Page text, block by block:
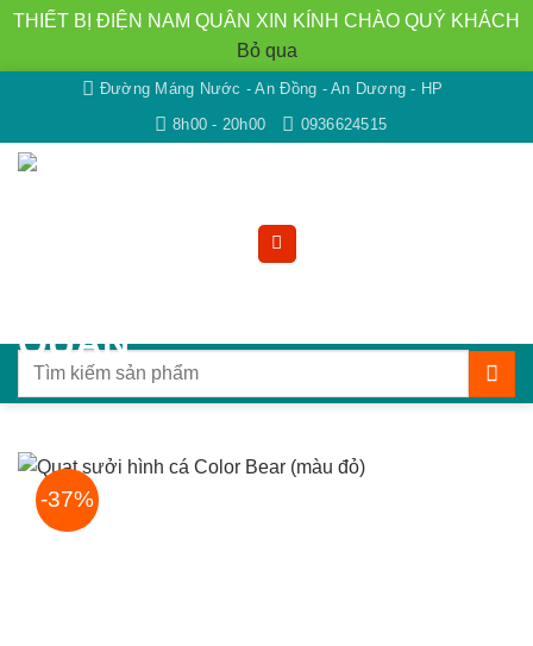
THIẾT BỊ ĐIỆN NAM QUÂN XIN KÍNH CHÀO QUÝ KHÁCH
Bỏ qua
nội
dung
Đường Máng Nước - An Đồng - An Dương - HP
8h00 - 20h00
0936624515
Tìm
-37%